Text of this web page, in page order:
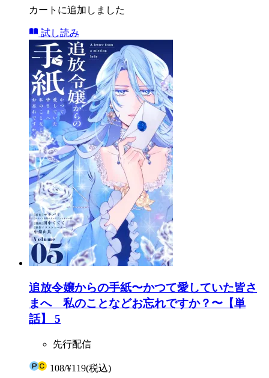
カートに追加しました
試し読み
追放令嬢からの手紙〜かつて愛していた皆さ
まへ 私のことなどお忘れですか？〜【単
話】 5
先行配信
108/¥119(税込)